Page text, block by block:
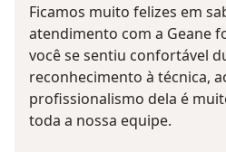
Ficamos muito felizes em
atendimento com a Geane
você se sentiu confortável
reconhecimento à técnica,
profissionalismo dela é
toda a nossa equipe.